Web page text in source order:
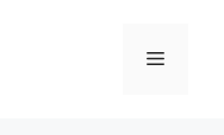
Меню